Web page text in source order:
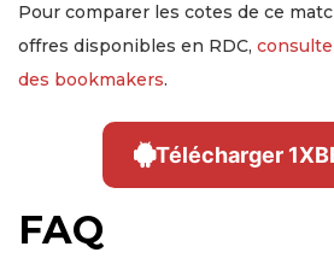
Pour comparer les cotes de ce
offres disponibles en RDC,
des bookmakers.
Télécharger
FAQ